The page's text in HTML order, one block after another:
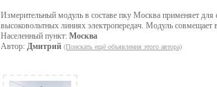
Измерительный модуль в составе пку Москва применяет для
высоковольтных линиях электропередач. Модуль совмещает
Населенный пункт: Москва
Автор: Дмитрий (Поискать ещё объявления этого автора)